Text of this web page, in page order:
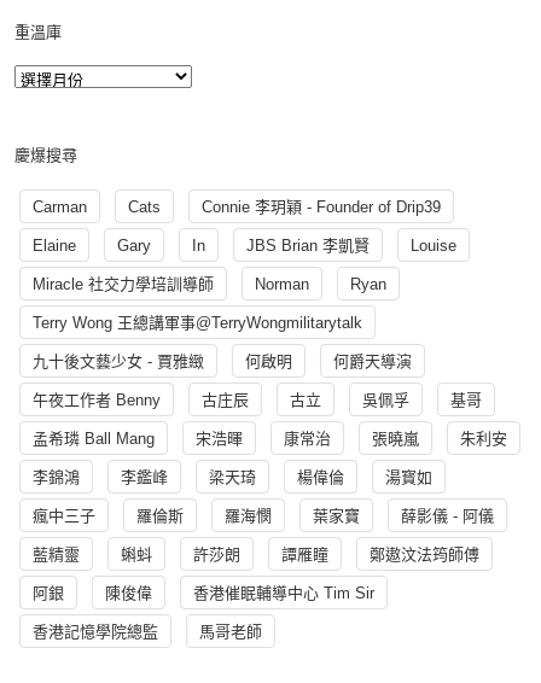
重溫庫
慶爆搜尋
Carman Cats Connie 李玥穎 - Founder of Drip39
Elaine Gary In JBS Brian 李凱賢 Louise
Miracle 社交力學培訓導師 Norman Ryan
Terry Wong 王總講軍事@TerryWongmilitarytalk
九十後文藝少女 - 賈雅緻 何啟明 何爵天導演
午夜工作者 Benny 古庄辰 古立 吳佩孚 基哥
孟希璘 Ball Mang 宋浩暉 康常治 張曉嵐 朱利安
李錦鴻 李鑑峰 梁天琦 楊偉倫 湯寳如
瘋中三子 羅倫斯 羅海憫 葉家寶 薛影儀 - 阿儀
藍精靈 蝌蚪 許莎朗 譚雁瞳 鄭遨汶法筠師傅
阿銀 陳俊偉 香港催眠輔導中心 Tim Sir
香港記憶學院總監 馬哥老師